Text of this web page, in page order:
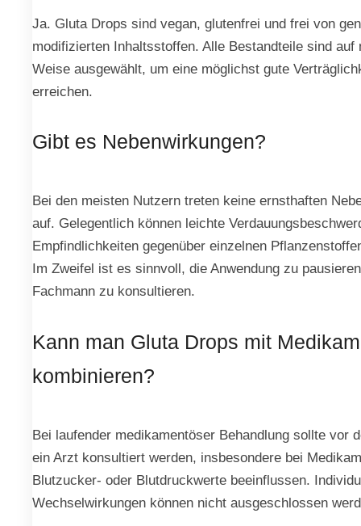
Ja. Gluta Drops sind vegan, glutenfrei und frei von
modifizierten Inhaltsstoffen. Alle Bestandteile sind auf
Weise ausgewählt, um eine möglichst gute
erreichen.
Gibt es Nebenwirkungen?
Bei den meisten Nutzern treten keine ernsthaften
auf. Gelegentlich können leichte
Empfindlichkeiten gegenüber einzelnen
Im Zweifel ist es sinnvoll, die Anwendung zu
Fachmann zu konsultieren.
Kann man Gluta Drops mit
kombinieren?
Bei laufender medikamentöser Behandlung sollte vor
ein Arzt konsultiert werden, insbesondere bei
Blutzucker- oder Blutdruckwerte beeinflussen.
Wechselwirkungen können nicht ausgeschlossen